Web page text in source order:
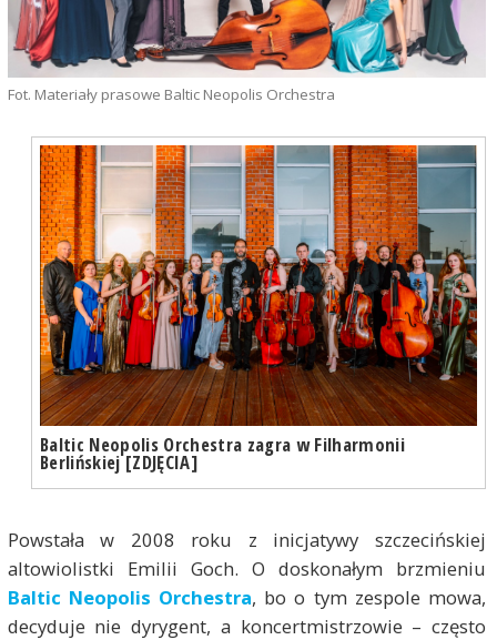
Fot. Materiały prasowe Baltic Neopolis Orchestra
Baltic Neopolis Orchestra zagra w Filharmonii
Berlińskiej [ZDJĘCIA]
Powstała w 2008 roku z inicjatywy szczecińskiej
altowiolistki Emilii Goch. O doskonałym brzmieniu
Baltic Neopolis Orchestra, bo o tym zespole mowa,
decyduje nie dyrygent, a koncertmistrzowie – często